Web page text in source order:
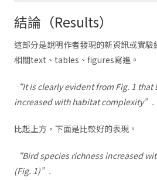
結論（Results）
這部分是說明作者發現的新資訊或實
相關text、tables、figures寫進。
“It is clearly evident from Fig. 1
increased with habitat complexity”.
比起上方，下面是比較好的表現。
“Bird species richness increased
(Fig. 1)”.